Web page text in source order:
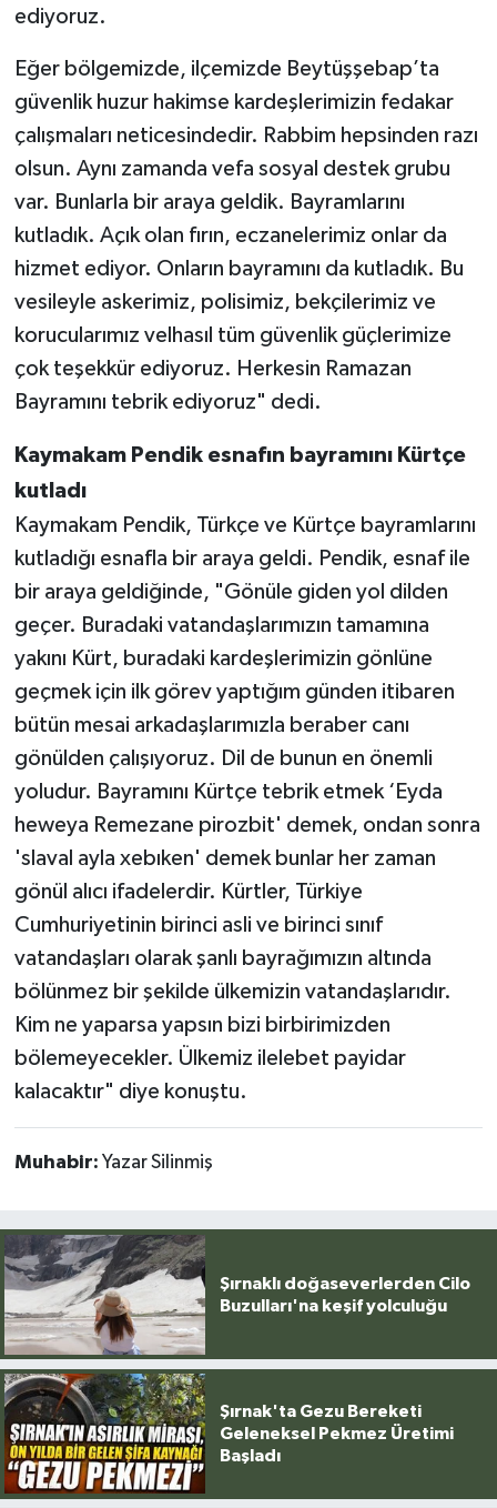
ediyoruz.
Eğer bölgemizde, ilçemizde Beytüşşebap’ta
güvenlik huzur hakimse kardeşlerimizin fedakar
çalışmaları neticesindedir. Rabbim hepsinden razı
olsun. Aynı zamanda vefa sosyal destek grubu
var. Bunlarla bir araya geldik. Bayramlarını
kutladık. Açık olan fırın, eczanelerimiz onlar da
hizmet ediyor. Onların bayramını da kutladık. Bu
vesileyle askerimiz, polisimiz, bekçilerimiz ve
korucularımız velhasıl tüm güvenlik güçlerimize
çok teşekkür ediyoruz. Herkesin Ramazan
Bayramını tebrik ediyoruz" dedi.
Kaymakam Pendik esnafın bayramını Kürtçe
kutladı
Kaymakam Pendik, Türkçe ve Kürtçe bayramlarını
kutladığı esnafla bir araya geldi. Pendik, esnaf ile
bir araya geldiğinde, "Gönüle giden yol dilden
geçer. Buradaki vatandaşlarımızın tamamına
yakını Kürt, buradaki kardeşlerimizin gönlüne
geçmek için ilk görev yaptığım günden itibaren
bütün mesai arkadaşlarımızla beraber canı
gönülden çalışıyoruz. Dil de bunun en önemli
yoludur. Bayramını Kürtçe tebrik etmek ‘Eyda
heweya Remezane pirozbit' demek, ondan sonra
'slaval ayla xebıken' demek bunlar her zaman
gönül alıcı ifadelerdir. Kürtler, Türkiye
Cumhuriyetinin birinci asli ve birinci sınıf
vatandaşları olarak şanlı bayrağımızın altında
bölünmez bir şekilde ülkemizin vatandaşlarıdır.
Kim ne yaparsa yapsın bizi birbirimizden
bölemeyecekler. Ülkemiz ilelebet payidar
kalacaktır" diye konuştu.
Muhabir: Yazar Silinmiş
Şırnaklı doğaseverlerden Cilo
Buzulları'na keşif yolculuğu
Şırnak'ta Gezu Bereketi
Geleneksel Pekmez Üretimi
Başladı